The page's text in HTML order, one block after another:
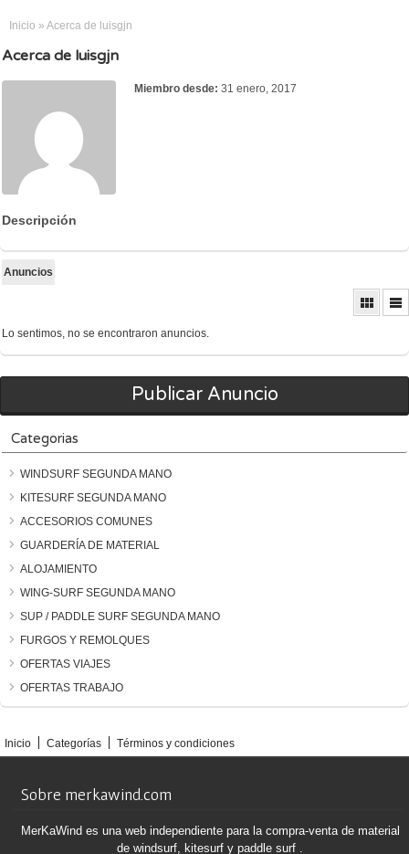
Inicio » Acerca de luisgjn
Acerca de luisgjn
Miembro desde: 31 enero, 2017
Descripción
Anuncios
Lo sentimos, no se encontraron anuncios.
Publicar Anuncio
Categorias
WINDSURF SEGUNDA MANO
KITESURF SEGUNDA MANO
ACCESORIOS COMUNES
GUARDERÍA DE MATERIAL
ALOJAMIENTO
WING-SURF SEGUNDA MANO
SUP / PADDLE SURF SEGUNDA MANO
FURGOS Y REMOLQUES
OFERTAS VIAJES
OFERTAS TRABAJO
Inicio Categorías Términos y condiciones
Sobre merkawind.com
MerKaWind es una web independiente para la compra-venta de material
de windsurf, kitesurf y paddle surf .